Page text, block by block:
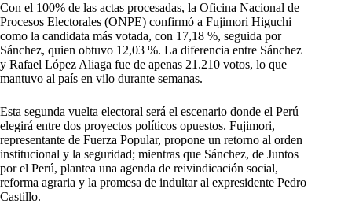
Con el 100% de las actas procesadas, la Oficina Nacional de
Procesos Electorales (ONPE) confirmó a Fujimori Higuchi
como la candidata más votada, con 17,18 %, seguida por
Sánchez, quien obtuvo 12,03 %. La diferencia entre Sánchez
y Rafael López Aliaga fue de apenas 21.210 votos, lo que
mantuvo al país en vilo durante semanas.
Esta segunda vuelta electoral será el escenario donde el Perú
elegirá entre dos proyectos políticos opuestos. Fujimori,
representante de Fuerza Popular, propone un retorno al orden
institucional y la seguridad; mientras que Sánchez, de Juntos
por el Perú, plantea una agenda de reivindicación social,
reforma agraria y la promesa de indultar al expresidente Pedro
Castillo.